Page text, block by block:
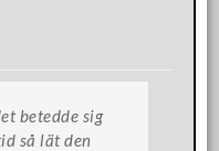
betedde sig
så lät den